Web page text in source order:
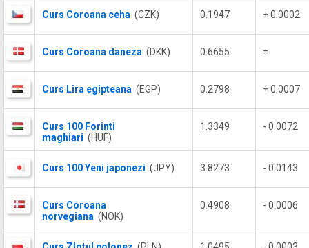
Curs Coroana ceha (CZK) 0.1947 + 0.0002
Curs Coroana daneza (DKK) 0.6655 =
Curs Lira egipteana (EGP) 0.2798 + 0.0007
Curs 100 Forinti
maghiari (HUF)
1.3349 - 0.0072
Curs 100 Yeni japonezi (JPY) 3.8273 - 0.0143
Curs Coroana
norvegiana (NOK)
0.4908 - 0.0006